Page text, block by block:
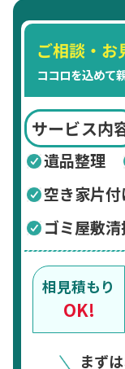
ご相談・お
ココロを込めて
サービス内
遺品整理
空き家片付
ゴミ屋敷
相見積もり
OK!
まず